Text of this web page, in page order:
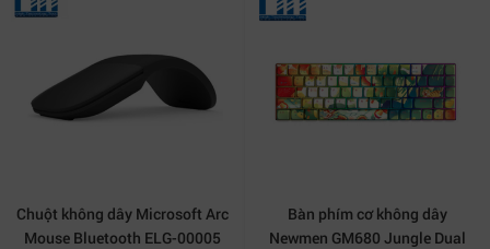
Chuột không dây Microsoft Arc
Mouse Bluetooth ELG-00005
Bàn phím cơ không dây
Newmen GM680 Jungle Dual